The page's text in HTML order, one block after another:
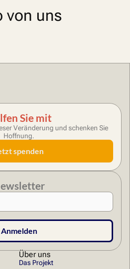
von uns
Sie mit
Veränderung und schenken Sie
Hoffnung.
spenden
Anmelden
Über uns
Das Projekt